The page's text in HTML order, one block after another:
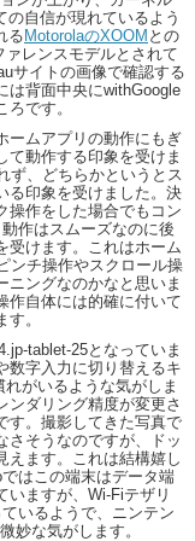
の自信が現れているよう
る MotorolaのXOOM との
レンスモデルとされて
サイトの画像で確認する
は背面中央にwithGoogle
です。
ームアプリの動作にもぎ
て動作する印象を受けま
ず、どちらかというとス
る印象を受けました。決
操作をした場合でもコン
作はスムーズなのに後
受けます。これはホーム
ンチ操作やスクロール操
ニングなのかなと思いま
作自体には的確に付いて
。
tablet-25となっていま
数字入力に切り替えるキ
がいるような気がしま
ンダリング精度が変更さ
す。撮影してきた写真で
さそうなのですが、ドッ
えます。これは結構嬉し
はこの端末はデータ端
いますが、Wi-Fiテザリ
いるようで、ニンテン
妙な気がします。